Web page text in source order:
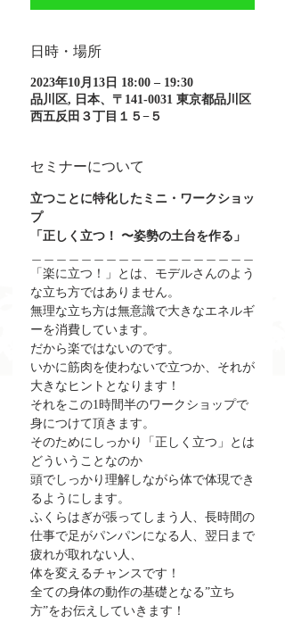
日時・場所
2023年10月13日 18:00 – 19:30
品川区, 日本、〒141-0031 東京都品川区
西五反田３丁目１５−５
セミナーについて
立つことに特化したミニ・ワークショッ
プ
「正しく立つ！ 〜姿勢の土台を作る」
「楽に立つ！」とは、モデルさんのよう
な立ち方ではありません。
無理な立ち方は無意識で大きなエネルギ
ーを消費しています。
だから楽ではないのです。
いかに筋肉を使わないで立つか、それが
大きなヒントとなります！
それをこの1時間半のワークショップで
身につけて頂きます。
そのためにしっかり「正しく立つ」とは
どういうことなのか
頭でしっかり理解しながら体で体現でき
るようにします。
ふくらはぎが張ってしまう人、長時間の
仕事で足がパンパンになる人、翌日まで
疲れが取れない人、
体を変えるチャンスです！
全ての身体の動作の基礎となる”立ち
方”をお伝えしていきます！